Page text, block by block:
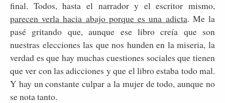
final. Todos, hasta el narrador y el escritor mismo,
parecen verla hacia abajo porque es una adicta. Me la
pasé gritando que, aunque ese libro creía que son
nuestras elecciones las que nos hunden en la miseria, la
verdad es que hay muchas cuestiones sociales que tienen
que ver con las adicciones y que el libro estaba todo mal.
Y hay un constante culpar a la mujer de todo, aunque no
se nota tanto.